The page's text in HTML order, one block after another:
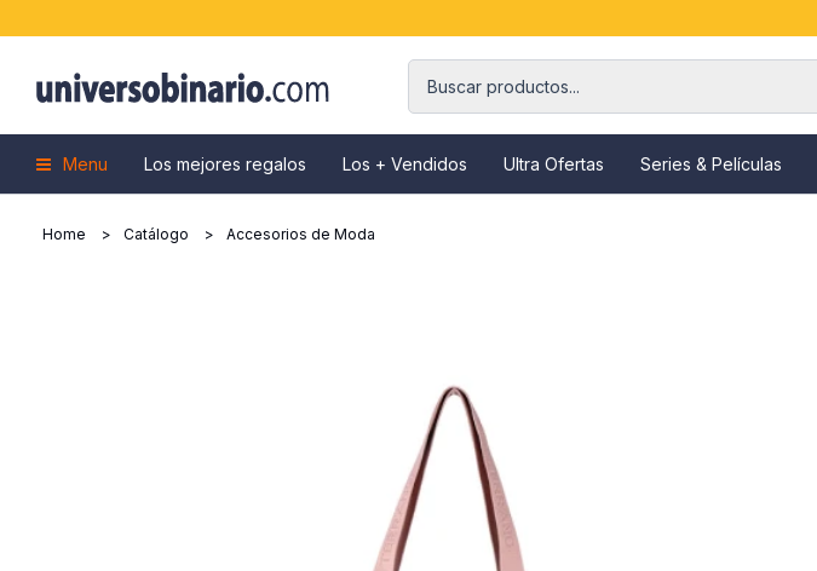
Menu Los mejores regalos Los + Vendidos Ultra Ofertas Series & Películas
Home Catálogo Accesorios de Moda